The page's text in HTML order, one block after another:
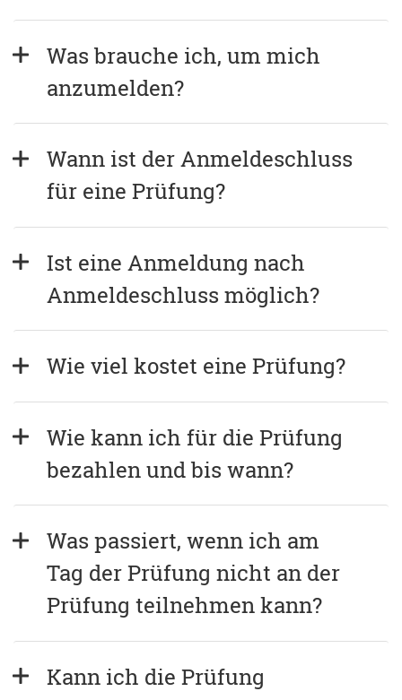
Was brauche ich, um mich
anzumelden?
Wann ist der Anmeldeschluss
für eine Prüfung?
Ist eine Anmeldung nach
Anmeldeschluss möglich?
Wie viel kostet eine Prüfung?
Wie kann ich für die Prüfung
bezahlen und bis wann?
Was passiert, wenn ich am
Tag der Prüfung nicht an der
Prüfung teilnehmen kann?
Kann ich die Prüfung